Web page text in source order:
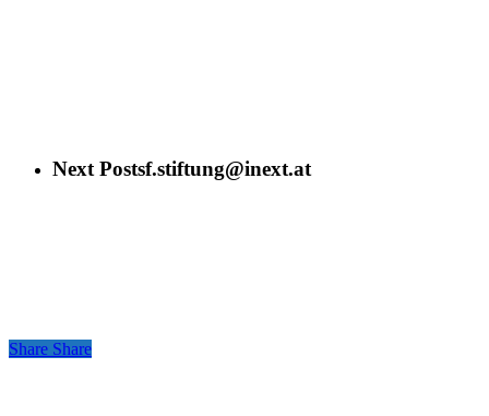
Next Postsf.stiftung@inext.at
Share
Share Share